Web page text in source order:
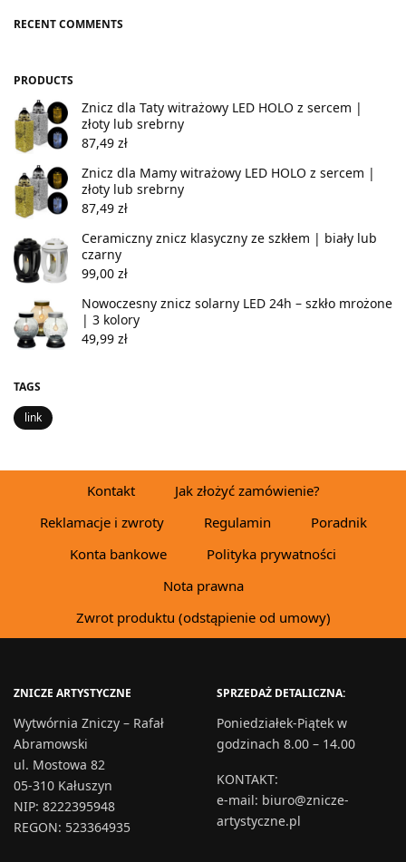
RECENT COMMENTS
PRODUCTS
Znicz dla Taty witrażowy LED HOLO z sercem |
złoty lub srebrny
87,49 zł
Znicz dla Mamy witrażowy LED HOLO z sercem |
złoty lub srebrny
87,49 zł
Ceramiczny znicz klasyczny ze szkłem | biały lub
czarny
99,00 zł
Nowoczesny znicz solarny LED 24h – szkło mrożone
| 3 kolory
49,99 zł
TAGS
link
Kontakt
Jak złożyć zamówienie?
Reklamacje i zwroty
Regulamin
Poradnik
Konta bankowe
Polityka prywatności
Nota prawna
Zwrot produktu (odstąpienie od umowy)
ZNICZE ARTYSTYCZNE
Wytwórnia Zniczy – Rafał
Abramowski
ul. Mostowa 82
05-310 Kałuszyn
NIP: 8222395948
REGON: 523364935
SPRZEDAŻ DETALICZNA:
Poniedziałek-Piątek w
godzinach 8.00 – 14.00
KONTAKT:
e-mail: biuro@znicze-
artystyczne.pl